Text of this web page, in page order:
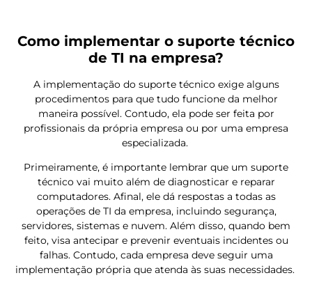
Como implementar o suporte técnico
de TI na empresa?
A implementação do suporte técnico exige alguns
procedimentos para que tudo funcione da melhor
maneira possível. Contudo, ela pode ser feita por
profissionais da própria empresa ou por uma empresa
especializada.
Primeiramente, é importante lembrar que um suporte
técnico vai muito além de diagnosticar e reparar
computadores. Afinal, ele dá respostas a todas as
operações de TI da empresa, incluindo segurança,
servidores, sistemas e nuvem. Além disso, quando bem
feito, visa antecipar e prevenir eventuais incidentes ou
falhas. Contudo, cada empresa deve seguir uma
implementação própria que atenda às suas necessidades.